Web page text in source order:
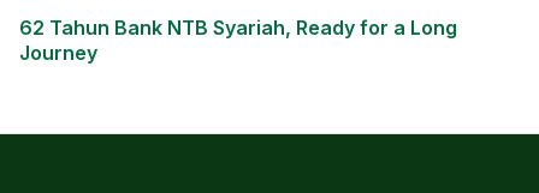
62 Tahun Bank NTB Syariah, Ready for a Long
Journey